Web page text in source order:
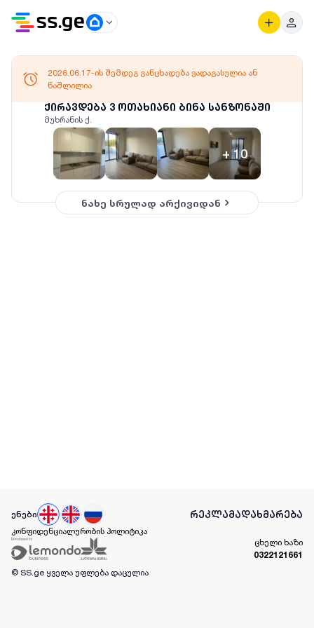
ქირავდება 3 ოთახიანი ბინა სანზონაში
მუხრანის ქ.
+10
2026.06.17-ის შემდეგ განცხადება ვადაგასულია ან
წაშლილია
ნახე სრულად არქივიდან
ენები რეკლამადახმარება
კონფიდენციალურობის პოლიტიკა
ცხელი ხაზი
0322121661
© SS.ge ყველა უფლება დაცულია